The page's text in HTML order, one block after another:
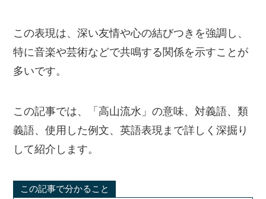
この表現は、深い友情や心の結びつきを強調し、
特に音楽や芸術などで共鳴する関係を示すことが
多いです。
この記事では、「高山流水」の意味、対義語、類
義語、使用した例文、英語表現まで詳しく深掘り
して紹介します。
この記事で分かること